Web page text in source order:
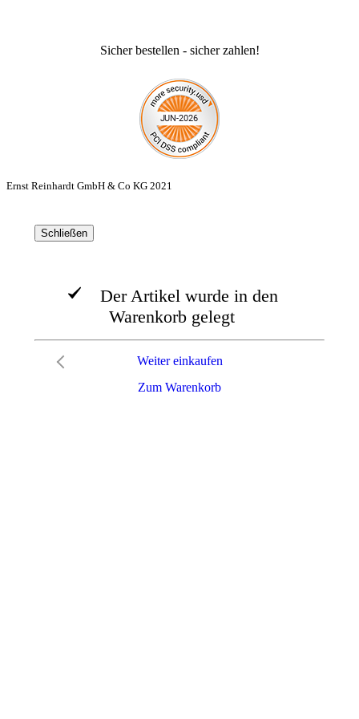
Sicher bestellen - sicher zahlen!
Ernst Reinhardt GmbH & Co KG 2021
Schließen
Der Artikel wurde in den
Warenkorb gelegt
Zum Warenkorb
Weiter einkaufen